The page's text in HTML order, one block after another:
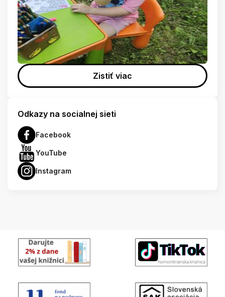
Zistiť viac
Odkazy na socialnej sieti
Facebook
YouTube
Instagram